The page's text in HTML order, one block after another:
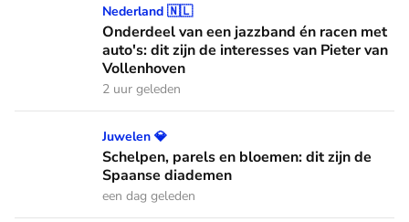
Onderdeel van een jazzband én racen met auto's: dit zijn
Nederland 🇳🇱
Onderdeel van een jazzband én racen met
auto's: dit zijn de interesses van Pieter van
Vollenhoven
2 uur geleden
Schelpen, parels en bloemen: dit zijn de Spaanse diademen
Juwelen 💎
Schelpen, parels en bloemen: dit zijn de
Spaanse diademen
een dag geleden